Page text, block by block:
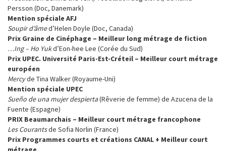
Persson (Doc, Danemark)
Mention spéciale AFJ
Soupir d’âmed’Helen Doyle (Doc, Canada)
Prix Graine de Cinéphage – Meilleur long métrage de fiction
…Ing – Ho Yukd’Eon-hee Lee (Corée du Sud)
Prix UPEC. Université Paris-Est-Créteil – Meilleur court métrage
européen
Mercyde Tina Walker (Royaume-Uni)
Mention spéciale UPEC
Sueño de una mujer despierta(Rêverie de femme) de Azucena de la
Fuente (Espagne)
PRIX Beaumarchais – Meilleur court métrage francophone
Les Courantsde Sofia Norlin (France)
Prix Programmes courts et créations CANAL + Meilleur court